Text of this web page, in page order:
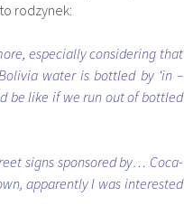
rodzynek:
especially considering that
water is bottled by ‘in –
be like if we run out of bottled
signs sponsored by… Coca-
apparently I was interested